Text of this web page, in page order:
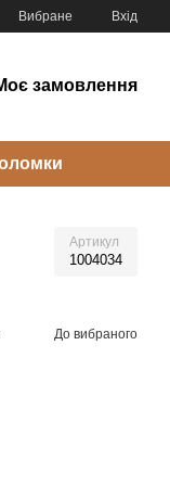
Вибране Вхід
замовлення
Артикул
1004034
До вибраного